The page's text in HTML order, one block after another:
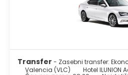
Transfer - Zasebni transfer:
Valencia (VLC)
Hotel ILUNION